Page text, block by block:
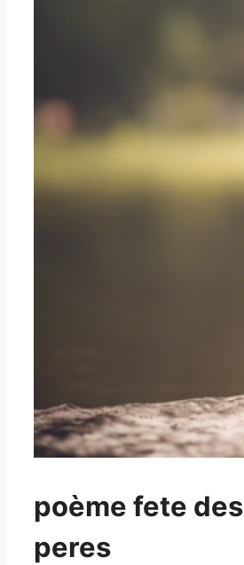
poème fete des
peres